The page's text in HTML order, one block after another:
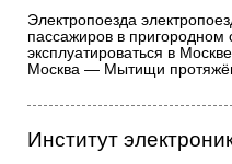
Электропоезда
пассажиров в
эксплуатироваться в
Москва — Мытищи
Институт